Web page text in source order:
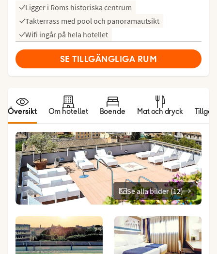
Ligger i Roms historiska centrum
Takterrass med pool och panoramautsikt
Wifi ingår på hela hotellet
SE TILLGÄNGLIGA RUM
Översikt Om hotellet Boende Mat och dryck
Se alla bilder (12)